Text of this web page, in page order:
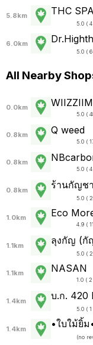
5.8km THC
5.0 (
6.0km
5.0 (
All Nearby
0.0km
5.0 (
0.8km Q weed
5.0 (
0.8km
5.0 (
0.8km ร้านกัญช
5.0 (
1.0km Eco
4.9 (
1.1km ลุงกัญ (กั
5.0 (
1.1km NASAN
1.0 (
1.4km บ.ก. 420
5.0 (
1.4km •ใบใม้ยิ้
(no